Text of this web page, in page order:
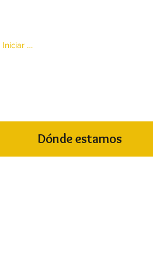
Iniciar sesión
Dónde estamos